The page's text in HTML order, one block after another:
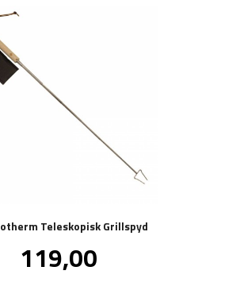
Teleskopisk Grillspyd
Pris
119,00